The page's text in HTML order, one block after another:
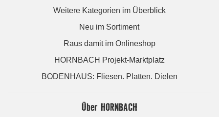
Weitere Kategorien im Überblick
Neu im Sortiment
Raus damit im Onlineshop
HORNBACH Projekt-Marktplatz
BODENHAUS: Fliesen. Platten. Dielen
Über HORNBACH